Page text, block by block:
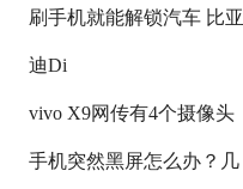
刷手机就能解锁汽车 比亚
迪Di
vivo X9网传有4个摄像头
手机突然黑屏怎么办？几